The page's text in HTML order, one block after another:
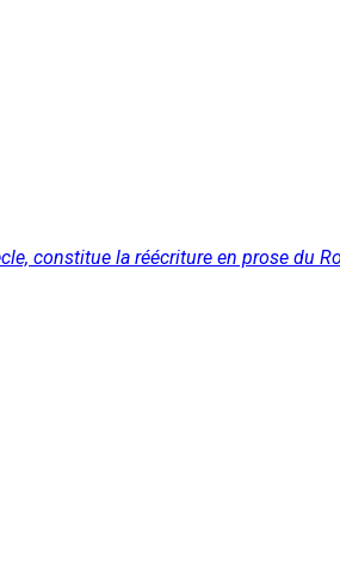
constitue la réécriture en prose du